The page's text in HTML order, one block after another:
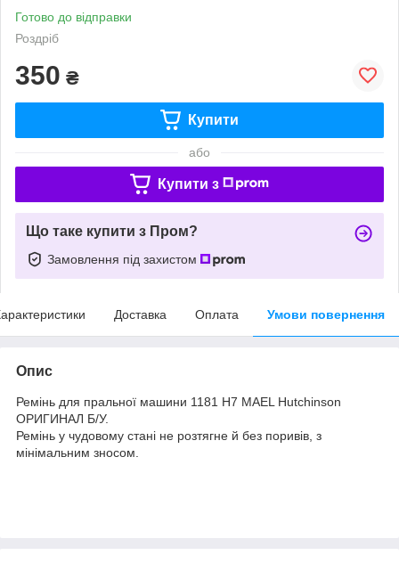
Готово до відправки
Роздріб
350 ₴
Купити
або
Купити з
Що таке купити з Пром?
Замовлення під захистом
Доставка Оплата Умови повернення
Опис
Ремінь для пральної машини 1181 H7 MAEL Hutchinson
ОРИГИНАЛ Б/У.
Ремінь у чудовому стані не розтягне й без поривів, з
мінімальним зносом.